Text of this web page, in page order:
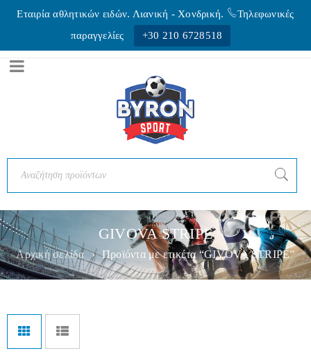
Εταιρία αθλητικών ειδών. Λιανική - Xονδρική.
Τηλεφωνικές
παραγγελίες
+30 210 6728518
GIVOVA STRIPE
Αρχική σελίδα › Προϊόντα με ετικέτα “GIVOVA STRIPE”